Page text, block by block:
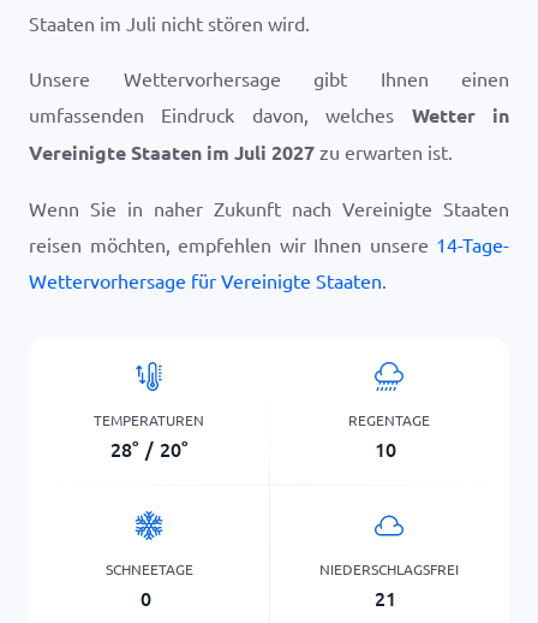
Staaten im Juli nicht stören wird.
Unsere Wettervorhersage gibt Ihnen einen
umfassenden Eindruck davon, welches Wetter in
Vereinigte Staaten im Juli 2027 zu erwarten ist.
Wenn Sie in naher Zukunft nach Vereinigte Staaten
reisen möchten, empfehlen wir Ihnen unsere 14-Tage-
Wettervorhersage für Vereinigte Staaten.
TEMPERATUREN
28° / 20°
REGENTAGE
10
SCHNEETAGE
0
NIEDERSCHLAGSFREI
21